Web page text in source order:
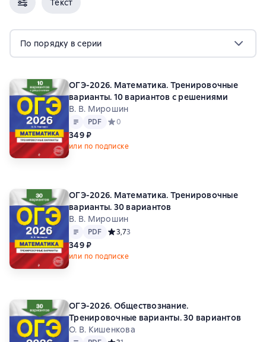
Текст
По порядку в серии
ОГЭ-2026. Математика. Тренировочные
варианты. 10 вариантов с решениями
В. В. Мирошин
Текст PDF
PDF Средний рейтинг 0 на основе 0 оценок
0
349 ₽
или по подписке
ОГЭ-2026. Математика. Тренировочные
варианты. 30 вариантов
В. В. Мирошин
Текст PDF
PDF Средний рейтинг 3,7 на основе 3 оценок
3,73
349 ₽
или по подписке
ОГЭ-2026. Обществознание.
Тренировочные варианты. 30 вариантов
О. В. Кишенкова